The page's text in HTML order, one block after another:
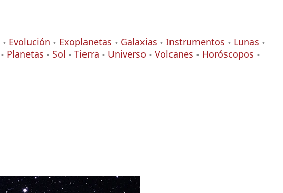
Evolución Exoplanetas Galaxias Instrumentos
Lunas
Planetas Sol Tierra Universo Volcanes
Horóscopos